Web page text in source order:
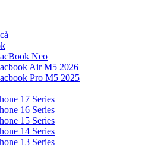
Neo
Air M5 2026
Pro M5 2025
17 Series
16 Series
15 Series
14 Series
13 Series